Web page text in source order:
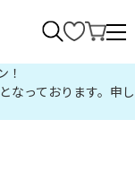
！
なっております。申し